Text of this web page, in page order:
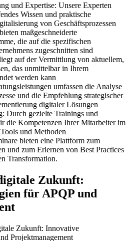
und Expertise: Unsere Experten
Wissen und praktische
von Geschäftsprozessen
maßgeschneiderte
die auf die spezifischen
zugeschnitten sind
auf der Vermittlung von aktuellem,
das unmittelbar in Ihrem
werden kann
umfassen die Analyse
und die Empfehlung strategischer
digitaler Lösungen
Durch gezielte Trainings und
die Kompetenzen Ihrer Mitarbeiter im
und Methoden
bieten eine Plattform zum
und zum Erlernen von Best Practices
Transformation.
Zukunft:
für APQP und